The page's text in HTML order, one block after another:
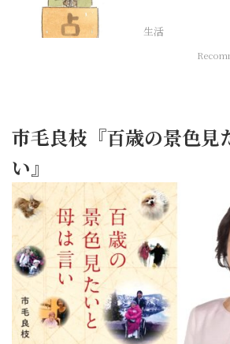
生活
市毛良枝『百歳の景色見
い』